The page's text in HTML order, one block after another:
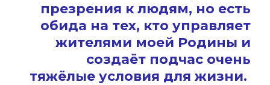
презрения к людям, но есть
обида на тех, кто управляет
жителями моей Родины и
создаёт подчас очень
тяжёлые условия для жизни.